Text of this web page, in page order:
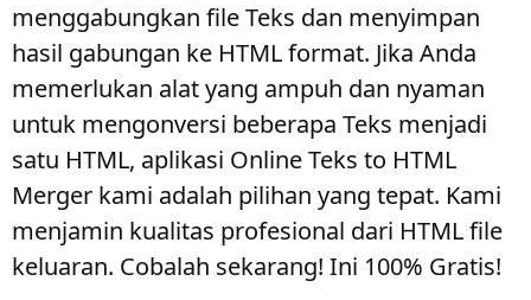
menggabungkan file Teks dan menyimpan
hasil gabungan ke HTML format. Jika Anda
memerlukan alat yang ampuh dan nyaman
untuk mengonversi beberapa Teks menjadi
satu HTML, aplikasi Online Teks to HTML
Merger kami adalah pilihan yang tepat. Kami
menjamin kualitas profesional dari HTML file
keluaran. Cobalah sekarang! Ini 100% Gratis!